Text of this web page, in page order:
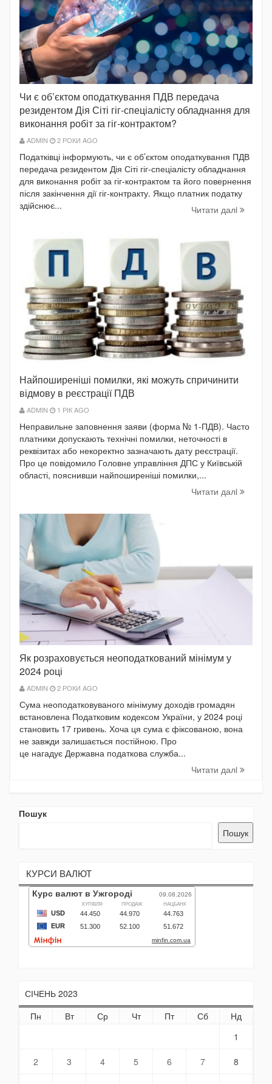
Чи є об’єктом оподаткування ПДВ передача
резидентом Дія Сіті гіг-спеціалісту обладнання для
виконання робіт за гіг-контрактом?
ADMIN 2 РОКИ AGO
Податківці інформують, чи є об’єктом оподаткування ПДВ
передача резидентом Дія Сіті гіг-спеціалісту обладнання
для виконання робіт за гіг-контрактом та його повернення
після закінчення дії гіг-контракту. Якщо платник податку
здійснює...
Читати далi
Найпоширеніші помилки, які можуть спричинити
відмову в реєстрації ПДВ
ADMIN 1 РІК AGO
Неправильне заповнення заяви (форма № 1-ПДВ). Часто
платники допускають технічні помилки, неточності в
реквізитах або некоректно зазначають дату реєстрації.
Про це повідомило Головне управління ДПС у Київській
області, пояснивши найпоширеніші помилки,...
Читати далi
Як розраховується неоподаткований мінімум у
2024 році
ADMIN 2 РОКИ AGO
Сума неоподатковуваного мінімуму доходів громадян
встановлена Податковим кодексом України, у 2024 році
становить 17 гривень. Хоча ця сума є фіксованою, вона
не завжди залишається постійною. Про
це нагадує Державна податкова служба...
Читати далi
Пошук
Пошук
КУРСИ ВАЛЮТ
СІЧЕНЬ 2023
Пн
Вт Ср Чт Пт Сб
Нд
1
2 3 4 5 6 7 8